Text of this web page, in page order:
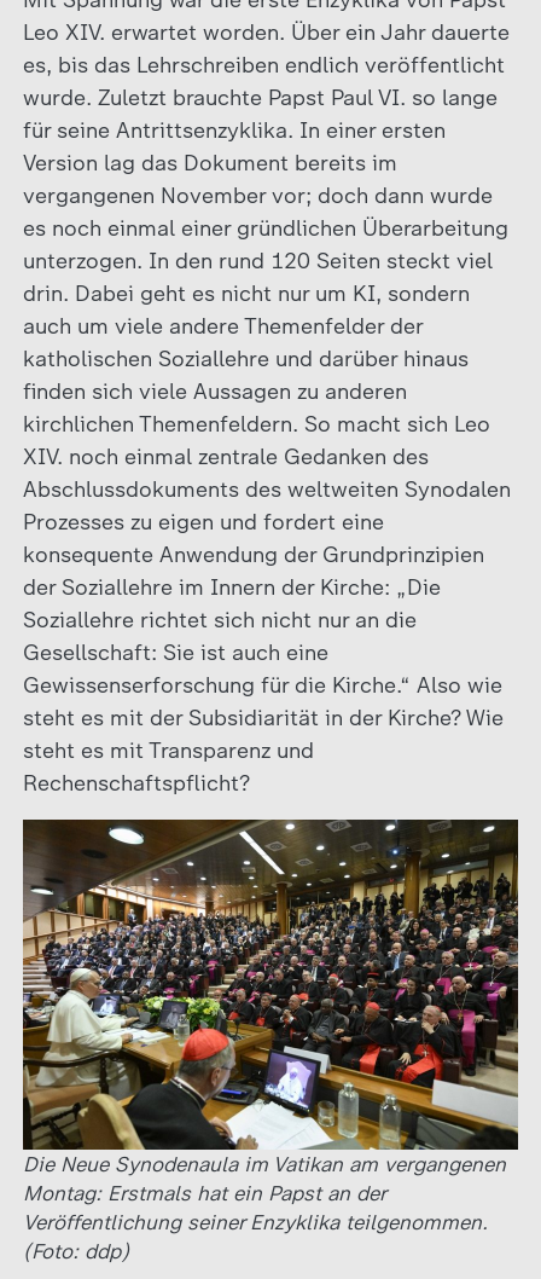
Leo XIV. erwartet worden. Über ein Jahr dauerte
es, bis das Lehrschreiben endlich veröffentlicht
wurde. Zuletzt brauchte Papst Paul VI. so lange
für seine Antrittsenzyklika. In einer ersten
Version lag das Dokument bereits im
vergangenen November vor; doch dann wurde
es noch einmal einer gründlichen Überarbeitung
unterzogen. In den rund 120 Seiten steckt viel
drin. Dabei geht es nicht nur um KI, sondern
auch um viele andere Themenfelder der
katholischen Soziallehre und darüber hinaus
finden sich viele Aussagen zu anderen
kirchlichen Themenfeldern. So macht sich Leo
XIV. noch einmal zentrale Gedanken des
Abschlussdokuments des weltweiten Synodalen
Prozesses zu eigen und fordert eine
konsequente Anwendung der Grundprinzipien
der Soziallehre im Innern der Kirche: „Die
Soziallehre richtet sich nicht nur an die
Gesellschaft: Sie ist auch eine
Gewissenserforschung für die Kirche.“ Also wie
steht es mit der Subsidiarität in der Kirche? Wie
steht es mit Transparenz und
Rechenschaftspflicht?
Die Neue Synodenaula im Vatikan am vergangenen
Montag: Erstmals hat ein Papst an der
Veröffentlichung seiner Enzyklika teilgenommen.
(Foto: ddp)